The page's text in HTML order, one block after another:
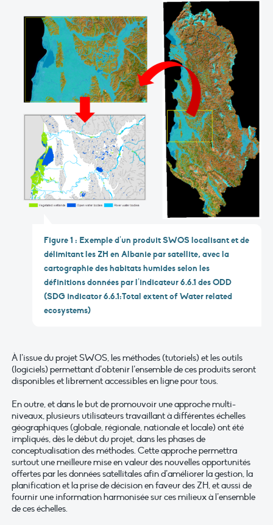
Figure 1 : Exemple d’un produit SWOS localisant et de
délimitant les ZH en Albanie par satellite, avec la
cartographie des habitats humides selon les
définitions données par l’indicateur 6.6.1 des ODD
(SDG indicator 6.6.1:Total extent of Water related
ecosystems)
À l’issue du projet SWOS, les méthodes (tutoriels) et les outils
(logiciels) permettant d’obtenir l’ensemble de ces produits seront
disponibles et librement accessibles en ligne pour tous.
En outre, et dans le but de promouvoir une approche multi-
niveaux, plusieurs utilisateurs travaillant à différentes échelles
géographiques (globale, régionale, nationale et locale) ont été
impliqués, dès le début du projet, dans les phases de
conceptualisation des méthodes. Cette approche permettra
surtout une meilleure mise en valeur des nouvelles opportunités
offertes par les données satellitales afin d’améliorer la gestion, la
planification et la prise de décision en faveur des ZH, et aussi de
fournir une information harmonisée sur ces milieux à l’ensemble
de ces échelles.